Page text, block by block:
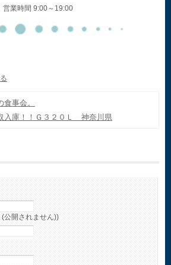
営業時間 9:00～19:00
食事会。
庫！！Ｇ３２０Ｌ 神奈川県
公開されません))